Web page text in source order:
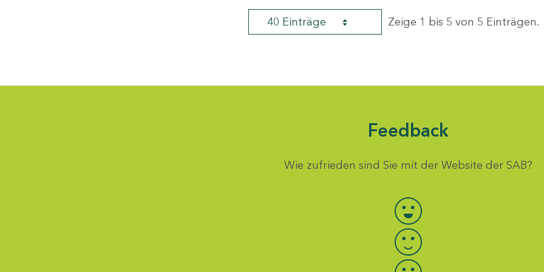
40 Einträge Zeige 1 bis 5 von 5 Einträgen.
Feedback
Wie zufrieden sind Sie mit der Website der SAB?
Bewertung auswählen